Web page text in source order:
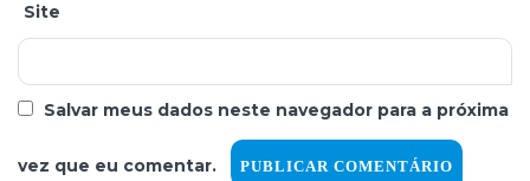
Site
Salvar meus dados neste navegador para a próxima
vez que eu comentar.